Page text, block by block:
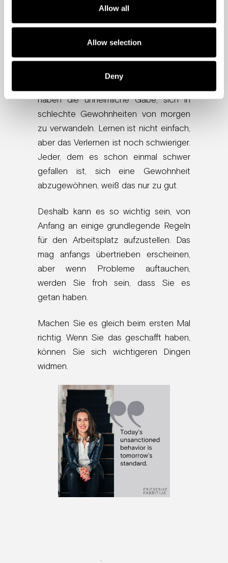
Allow all
Allow selection
Deny
In mancherlei Hinsicht hatte Barksdale
Glück. Als er schließlich die Türen
verschloss, war es vielleicht schon zu
spät, um die dysfunktionale Routine von
Andreessen zu ändern. Vereinzelte
haben die unheimliche Gabe, sich in
schlechte Gewohnheiten von morgen
zu verwandeln. Lernen ist nicht einfach,
aber das Verlernen ist noch schwieriger.
Jeder, dem es schon einmal schwer
gefallen ist, sich eine Gewohnheit
abzugewöhnen, weiß das nur zu gut.
Deshalb kann es so wichtig sein, von
Anfang an einige grundlegende Regeln
für den Arbeitsplatz aufzustellen. Das
mag anfangs übertrieben erscheinen,
aber wenn Probleme auftauchen,
werden Sie froh sein, dass Sie es
getan haben.
Machen Sie es gleich beim ersten Mal
richtig. Wenn Sie das geschafft haben,
können Sie sich wichtigeren Dingen
widmen.